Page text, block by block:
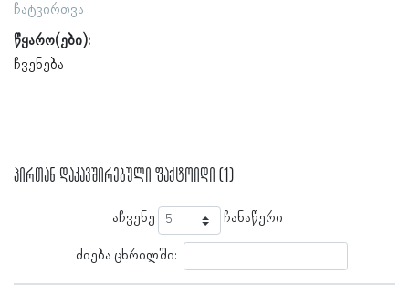
ჩატვირთვა
წყარო(ები):
ჩვენება
პირთან დაკავშირებული ფაქტოიდი (1)
აჩვენე ჩანაწერი
ძიება ცხრილში: